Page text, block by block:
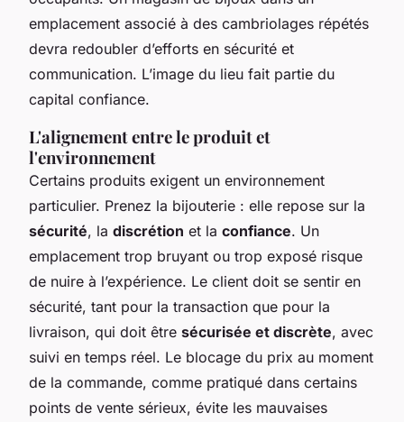
emplacement associé à des cambriolages répétés
devra redoubler d’efforts en sécurité et
communication. L’image du lieu fait partie du
capital confiance.
L'alignement entre le produit et
l'environnement
Certains produits exigent un environnement
particulier. Prenez la bijouterie : elle repose sur la
sécurité, la discrétion et la confiance. Un
emplacement trop bruyant ou trop exposé risque
de nuire à l’expérience. Le client doit se sentir en
sécurité, tant pour la transaction que pour la
livraison, qui doit être sécurisée et discrète, avec
suivi en temps réel. Le blocage du prix au moment
de la commande, comme pratiqué dans certains
points de vente sérieux, évite les mauvaises